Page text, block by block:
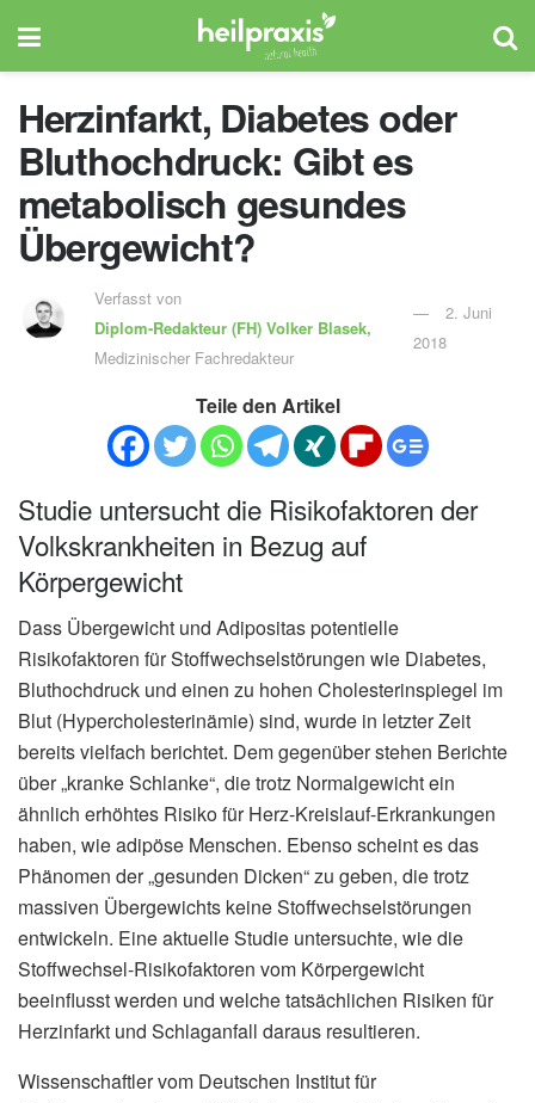
Herzinfarkt, Diabetes oder
Bluthochdruck: Gibt es
metabolisch gesundes
Übergewicht?
Verfasst von
Diplom-Redakteur (FH)Volker Blasek,
Medizinischer Fachredakteur
2. Juni
2018
Teile den Artikel
Studie untersucht die Risikofaktoren der
Volkskrankheiten in Bezug auf
Körpergewicht
Dass Übergewicht und Adipositas potentielle
Risikofaktoren für Stoffwechselstörungen wie Diabetes,
Bluthochdruck und einen zu hohen Cholesterinspiegel im
Blut (Hypercholesterinämie) sind, wurde in letzter Zeit
bereits vielfach berichtet. Dem gegenüber stehen Berichte
über „kranke Schlanke“, die trotz Normalgewicht ein
ähnlich erhöhtes Risiko für Herz-Kreislauf-Erkrankungen
haben, wie adipöse Menschen. Ebenso scheint es das
Phänomen der „gesunden Dicken“ zu geben, die trotz
massiven Übergewichts keine Stoffwechselstörungen
entwickeln. Eine aktuelle Studie untersuchte, wie die
Stoffwechsel-Risikofaktoren vom Körpergewicht
beeinflusst werden und welche tatsächlichen Risiken für
Herzinfarkt und Schlaganfall daraus resultieren.
Wissenschaftler vom Deutschen Institut für